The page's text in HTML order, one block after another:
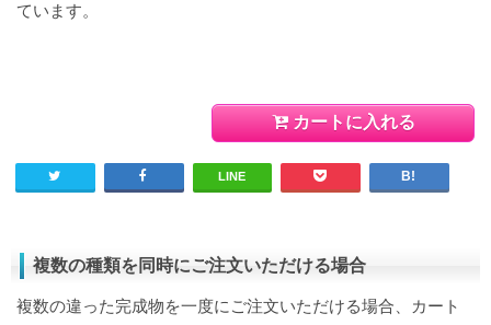
ています。
カートに入れる
LINE
複数の種類を同時にご注文いただける場合
複数の違った完成物を一度にご注文いただける場合、カート